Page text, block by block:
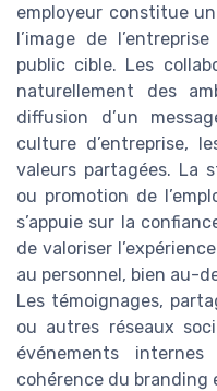
employeur constitue
l’image de
public cible. Les
naturellement des
diffusion d’un
culture d’entreprise,
valeurs partagées. La
ou promotion de
s’appuie sur la
de valoriser
au personnel, bien au-
Les témoignages,
ou autres réseaux
événements
cohérence du branding